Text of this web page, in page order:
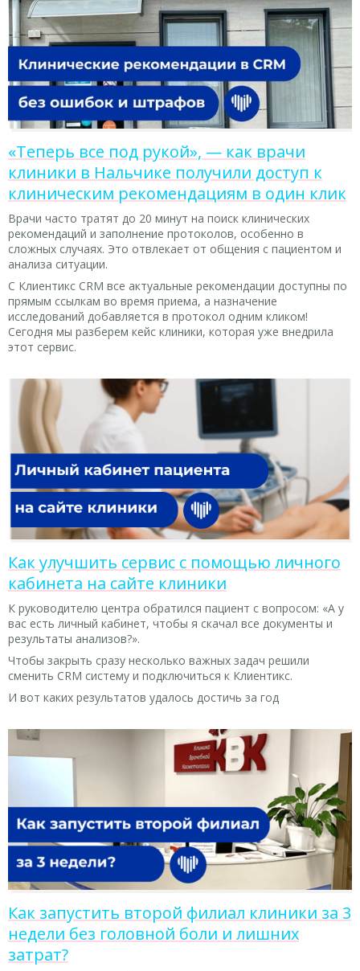
«Теперь все под рукой», — как врачи
клиники в Нальчике получили доступ к
клиническим рекомендациям в один клик
Врачи часто тратят до 20 минут на поиск клинических
рекомендаций и заполнение протоколов, особенно в
сложных случаях. Это отвлекает от общения с пациентом и
анализа ситуации.
С Клиентикс CRM все актуальные рекомендации доступны по
прямым ссылкам во время приема, а назначение
исследований добавляется в протокол одним кликом!
Сегодня мы разберем кейс клиники, которая уже внедрила
этот сервис.
Как улучшить сервис с помощью личного
кабинета на сайте клиники
К руководителю центра обратился пациент с вопросом: «А у
вас есть личный кабинет, чтобы я скачал все документы и
результаты анализов?».
Чтобы закрыть сразу несколько важных задач решили
сменить CRM систему и подключиться к Клиентикс.
И вот каких результатов удалось достичь за год
Как запустить второй филиал клиники за 3
недели без головной боли и лишних
затрат?